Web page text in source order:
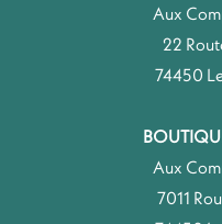
Aux
22
74450
Aux
7011